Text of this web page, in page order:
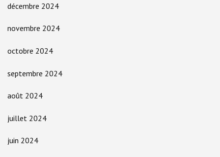
décembre 2024
novembre 2024
octobre 2024
septembre 2024
août 2024
juillet 2024
juin 2024